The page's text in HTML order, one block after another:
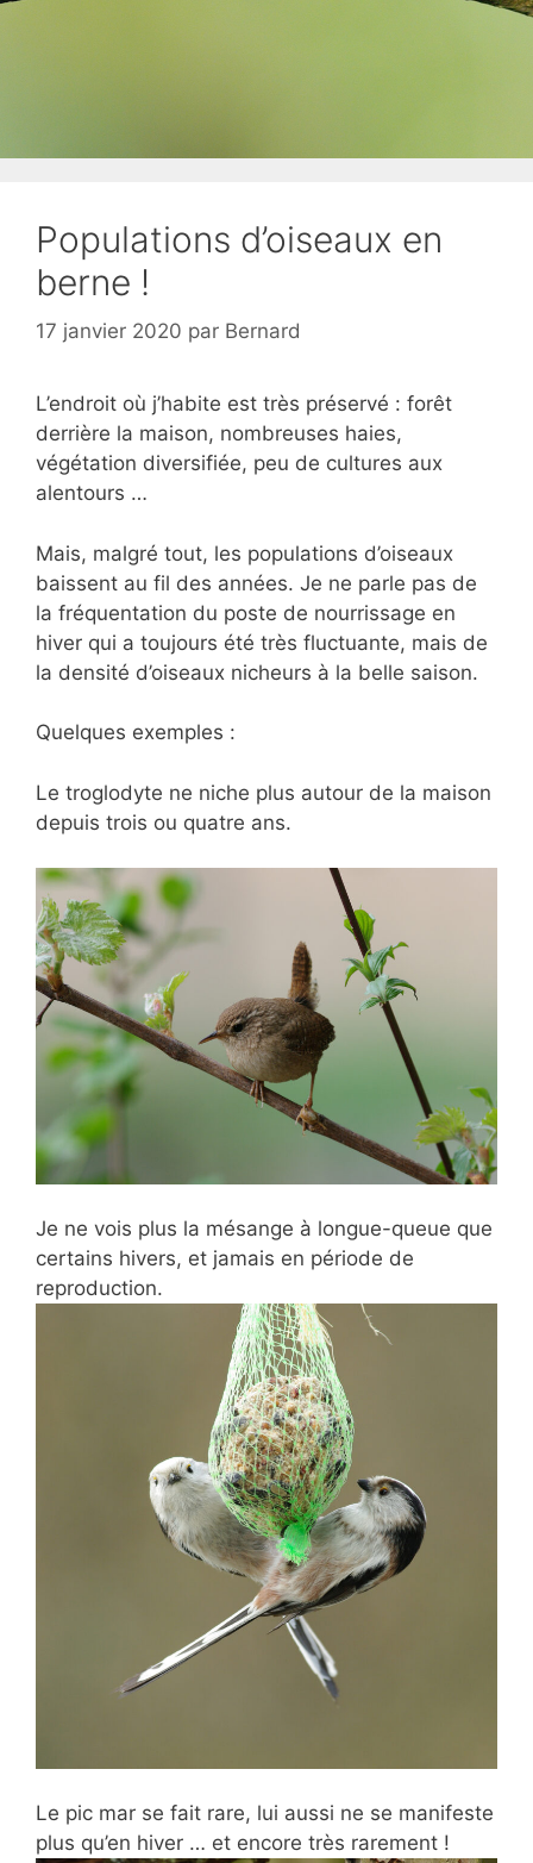
Populations d’oiseaux en
berne !
17 janvier 2020 par Bernard
L’endroit où j’habite est très préservé : forêt
derrière la maison, nombreuses haies,
végétation diversifiée, peu de cultures aux
alentours …
Mais, malgré tout, les populations d’oiseaux
baissent au fil des années. Je ne parle pas de
la fréquentation du poste de nourrissage en
hiver qui a toujours été très fluctuante, mais de
la densité d’oiseaux nicheurs à la belle saison.
Quelques exemples :
Le troglodyte ne niche plus autour de la maison
depuis trois ou quatre ans.
Je ne vois plus la mésange à longue-queue que
certains hivers, et jamais en période de
reproduction.
Le pic mar se fait rare, lui aussi ne se manifeste
plus qu’en hiver … et encore très rarement !